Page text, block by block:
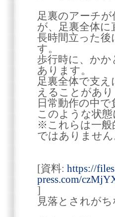
足裏のアーチ
が、足裏全体
長時間立った
す。
歩行時に、か
あります。
足裏全体で支
えることがあり
日常動作の中
このような状
※これらは一般
ではありません
[資料: https://
press.com/
]
見落とされがち